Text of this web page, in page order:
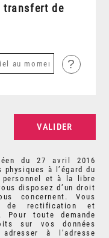
transfert de
?
du 27 avril 2016
à l’égard du
personnel et à la libre
disposez d’un droit
concernent. Vous
de rectification et
Pour toute demande
sur vos données
à l’adresse